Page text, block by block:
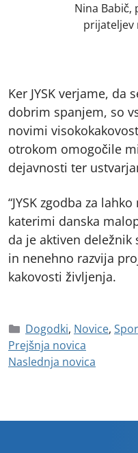
Nina Babič,
prijateljev
Ker JYSK verjame, da
dobrim spanjem, so
novimi
otrokom omogočile
dejavnosti ter
“JYSK zgodba za
katerimi danska
da je aktiven
in nenehno razvija
kakovosti življenja.
Dogodki, Novice,
Prejšnja novica
Naslednja novica